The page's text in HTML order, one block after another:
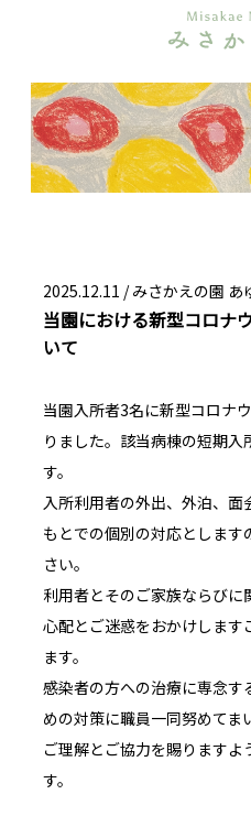
2025.12.11 / みさかえの園 あ
当園における新型コロナ
いて
当園入所者3名に新型コロナ
りました。該当病棟の短期
す。
入所利用者の外出、外泊、
もとでの個別の対応としま
さい。
利用者とそのご家族ならび
心配とご迷惑をおかけしま
ます。
感染者の方への治療に専念
めの対策に職員一同努めてま
ご理解とご協力を賜ります
す。